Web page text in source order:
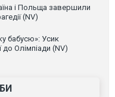
і Польща завершили
(NV)
бабусю»: Усик
Олімпіади (NV)